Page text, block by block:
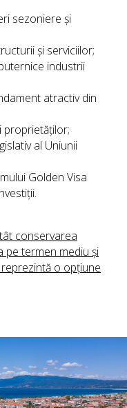
sezoniere și
și serviciilor;
industrii
atractiv din
proprietăților;
al Uniunii
Golden Visa
conservarea
pe termen mediu și
o opțiune